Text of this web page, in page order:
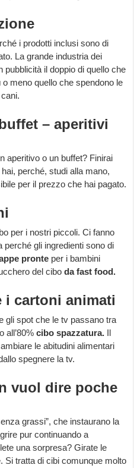
i prodotti inclusi sono di
La grande industria dei
pubblicità il doppio di quello che
meno quello che spendono le
– aperitivi
aperitivo o un buffet? Finirai
perché, studi alla mano,
per il prezzo che hai pagato.
per i nostri piccoli. Ci fanno
perché gli ingredienti sono di
pronte per i bambini
del ciboda fast food.
i cartoni animati
gli spot che le tv passano tra
all’80%cibo spazzatura. Il
le abitudini alimentari
spegnere la tv.
vuol dire poche
grassi”, che instaurano la
pur continuando a
una sorpresa? Girate le
Si tratta di cibi comunque molto